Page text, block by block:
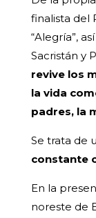
finalista del
“Alegría”,
Sacristán y
revive los
la vida
padres, la
Se trata de
constante
En la
noreste de